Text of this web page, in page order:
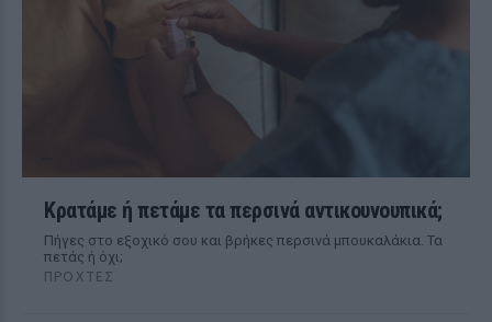
Κρατάμε ή πετάμε τα περσινά αντικουνουπικά;
Πήγες στο εξοχικό σου και βρήκες περσινά μπουκαλάκια. Τα
πετάς ή όχι;
ΠΡΟΧΤΈΣ